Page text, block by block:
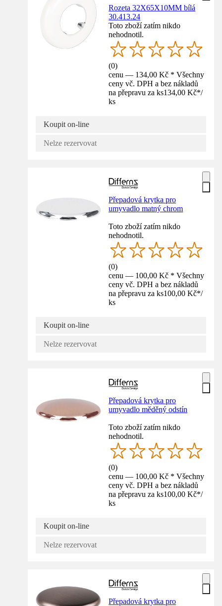
Rozeta 32X65X10MM bílá
30.413.24
Toto zboží zatím nikdo
nehodnotil.
(0)
cenu — 134,00 Kč * Všechny
ceny vč. DPH a bez nákladů
na přepravu za ks134,00 Kč*/
ks
Koupit on-line
Nelze rezervovat
Přepadová krytka pro
umyvadlo matný chrom
Toto zboží zatím nikdo
nehodnotil.
(0)
cenu — 100,00 Kč * Všechny
ceny vč. DPH a bez nákladů
na přepravu za ks100,00 Kč*/
ks
Koupit on-line
Nelze rezervovat
Přepadová krytka pro
umyvadlo měděný odstín
Toto zboží zatím nikdo
nehodnotil.
(0)
cenu — 100,00 Kč * Všechny
ceny vč. DPH a bez nákladů
na přepravu za ks100,00 Kč*/
ks
Koupit on-line
Nelze rezervovat
Přepadová krytka pro